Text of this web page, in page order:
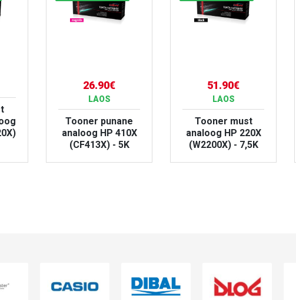
26.90€
LAOS
Tooner punane
analoog HP 410X
(CF413X) - 5K
51.90€
LAOS
Tooner must
analoog HP 220X
(W2200X) - 7,5K